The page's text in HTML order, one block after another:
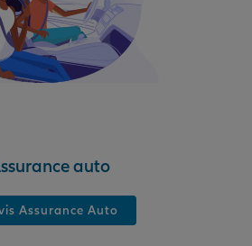
auto
Assurance Auto